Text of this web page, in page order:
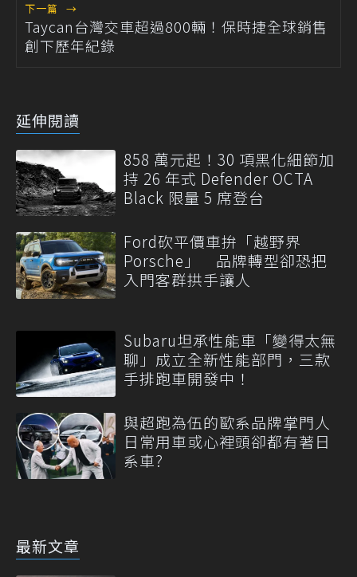
下一篇 →
Taycan台灣交車超過800輛！保時捷全球銷售
創下歷年紀錄
延伸閱讀
858 萬元起！30 項黑化細節加
持 26 年式 Defender OCTA
Black 限量 5 席登台
Ford砍平價車拚「越野界
Porsche」 品牌轉型卻恐把
入門客群拱手讓人
Subaru坦承性能車「變得太無
聊」成立全新性能部門，三款
手排跑車開發中！
與超跑為伍的歐系品牌掌門人
日常用車或心裡頭卻都有著日
系車?
最新文章